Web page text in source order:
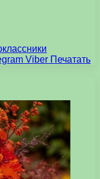
Viber Печатать